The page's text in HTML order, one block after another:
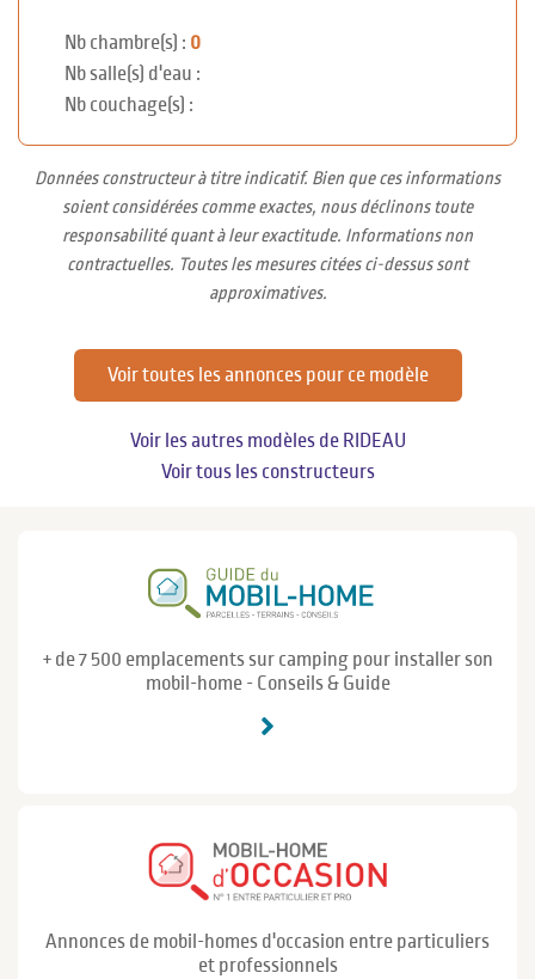
Nb chambre(s) : 0
Nb salle(s) d'eau :
Nb couchage(s) :
Données constructeur à titre indicatif. Bien que ces informations
soient considérées comme exactes, nous déclinons toute
responsabilité quant à leur exactitude. Informations non
contractuelles. Toutes les mesures citées ci-dessus sont
approximatives.
Voir toutes les annonces pour ce modèle
Voir les autres modèles de RIDEAU
Voir tous les constructeurs
+ de 7 500 emplacements sur camping pour installer son
mobil-home - Conseils & Guide
Annonces de mobil-homes d'occasion entre particuliers
et professionnels